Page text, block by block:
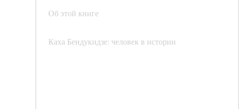
Об этой книге
Каха Бендукидзе: человек в истории